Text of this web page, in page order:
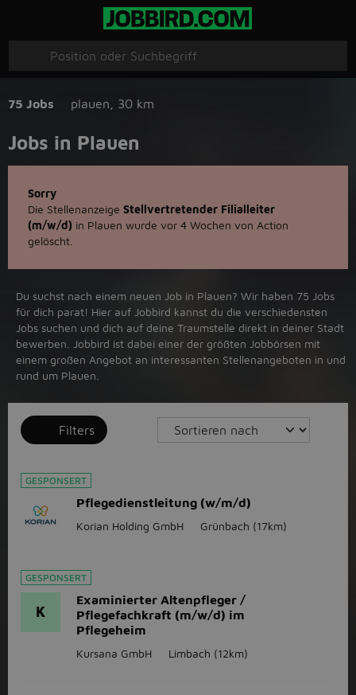
75 Jobs plauen 30 km
Jobs in Plauen
Sorry
Die Stellenanzeige Stellvertretender Filialleiter
(m/w/d) in Plauen wurde vor 4 Wochen von Action
gelöscht.
Du suchst nach einem neuen Job in Plauen? Wir haben 75 Jobs
für dich parat! Hier auf Jobbird kannst du die verschiedensten
Jobs suchen und dich auf deine Traumstelle direkt in deiner Stadt
bewerben. Jobbird ist dabei einer der größten Jobbörsen mit
einem großen Angebot an interessanten Stellenangeboten in und
rund um Plauen.
Filters
GESPONSERT
Pflegedienstleitung (w/m/d)
Korian Holding GmbH Grünbach (17km)
GESPONSERT
K
Examinierter Altenpfleger /
Pflegefachkraft (m/w/d) im
Pflegeheim
Kursana GmbH Limbach (12km)